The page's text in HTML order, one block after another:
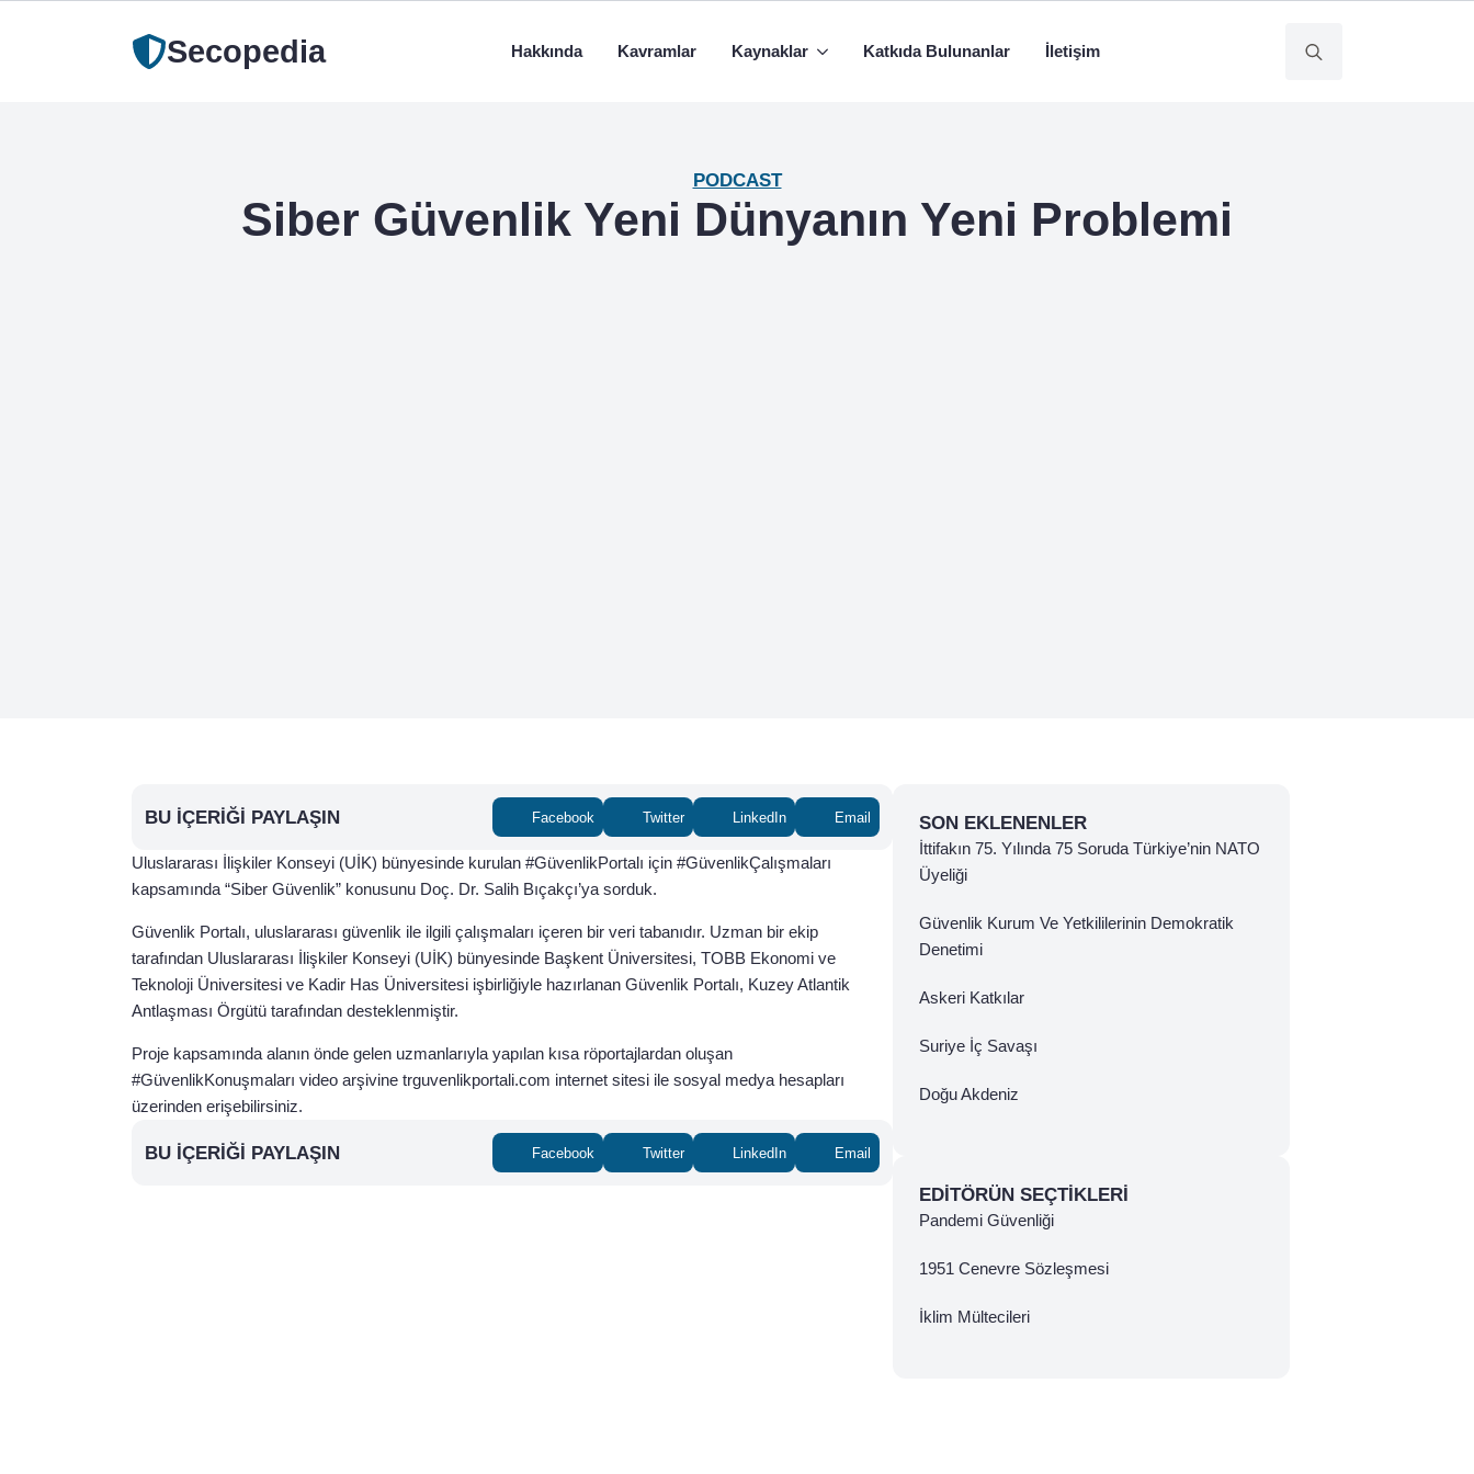
Secopedia Hakkında Kavramlar Kaynaklar Katkıda Bulunanlar İletişim
PODCAST
Siber Güvenlik Yeni Dünyanın Yeni Problemi
BU İÇERIĞI PAYLAŞIN Facebook Twitter LinkedIn Email
Uluslararası İlişkiler Konseyi (UİK) bünyesinde kurulan #GüvenlikPortalı için #GüvenlikÇalışmaları
kapsamında “Siber Güvenlik” konusunu Doç. Dr. Salih Bıçakçı’ya sorduk.
Güvenlik Portalı, uluslararası güvenlik ile ilgili çalışmaları içeren bir veri tabanıdır. Uzman bir ekip
tarafından Uluslararası İlişkiler Konseyi (UİK) bünyesinde Başkent Üniversitesi, TOBB Ekonomi ve
Teknoloji Üniversitesi ve Kadir Has Üniversitesi işbirliğiyle hazırlanan Güvenlik Portalı, Kuzey Atlantik
Antlaşması Örgütü tarafından desteklenmiştir.
Proje kapsamında alanın önde gelen uzmanlarıyla yapılan kısa röportajlardan oluşan
#GüvenlikKonuşmaları video arşivine trguvenlikportali.com internet sitesi ile sosyal medya hesapları
üzerinden erişebilirsiniz.
BU İÇERIĞI PAYLAŞIN Facebook Twitter LinkedIn Email
SON EKLENENLER
İttifakın 75. Yılında 75 Soruda Türkiye’nin NATO
Üyeliği
Güvenlik Kurum Ve Yetkililerinin Demokratik
Denetimi
Askeri Katkılar
Suriye İç Savaşı
Doğu Akdeniz
EDITÖRÜN SEÇTIKLERI
Pandemi Güvenliği
1951 Cenevre Sözleşmesi
İklim Mültecileri